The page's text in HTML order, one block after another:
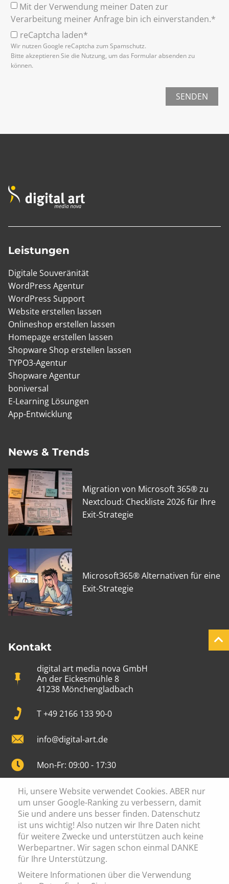
Mit der Verwendung meiner Daten zur
Verarbeitung meiner Anfrage bin ich einverstanden.*
reCaptcha laden*
Wir nutzen Google reCaptcha zum Spamschutz.
Bitte akzeptieren Sie die Nutzung, um das Formular absenden zu
können.
SENDEN
Leistungen
Digitale Souveränität
WordPress Agentur
WordPress Support
Website erstellen lassen
Onlineshop erstellen lassen
Homepage erstellen lassen
Shopware Shop erstellen lassen
TYPO3-Agentur
Shopware Agentur
boniversal
E-Learning Lösungen
App-Entwicklung
News & Trends
Migration von Microsoft 365® zu
Nextcloud: Checkliste 2026 für Ihre
Exit-Strategie
Microsoft365® Alternativen für eine
Exit-Strategie
Kontakt
digital art media nova GmbH
An der Eickesmühle 8
41238 Mönchengladbach
T +49 2166 133 90-0
info@digital-art.de
Mon-Fr: 09:00 - 17:30
Cookie Einstellung
Datenschutz
Impressum
AGB
Hi, unsere Website verwendet Cookies. ABER nur
um unser Google-Ranking zu verbessern, damit
Sie und andere uns besser finden. Datenschutz
ist uns wichtig! Also nutzen wir Ihre Daten nicht
für weitere Zwecke und unterstützen auch keine
Werbepartner. Wir sagen schon einmal DANKE
für Ihre Unterstützung.
Weitere Informationen über die Verwendung